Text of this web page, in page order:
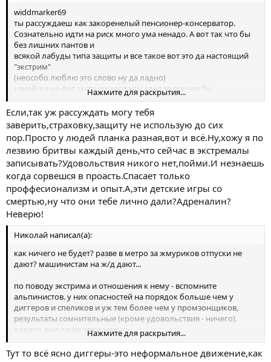
widdmarker69
ты рассуждаеш как закоренелый пенсионер-консерватор.
Сознательно идти на риск много ума ненадо. А вот так что бы
без лишних пантов и
всякой лабуды типа защиты и все такое вот это да настоящий
"экстрим"
(неособо люблю это слово ну да ладно)
какой же на фиг экстрим когда ты сделал все что бы
Эксрим как раз и заключается в том что бы преодолеть свой
психологический
страх, забить на него и сделать это !
Нажмите для раскрытия...
Если,так уж рассуждать могу тебя
заверить,страховку,защиту не использую до сих
пор.Просто у людей планка разная,вот и всё.Ну,хожу я по
лезвию бритвы каждый день,что сейчас в экстремалы
записывать?Удовольствия никого нет,пойми.И незнаешь
когда сорвешся в проасть.Спасает только
проффесионализм и опыт.А,эти детские игры со
смертью,ну что они тебе лично дали?Адреналин?
Неверю!
Николай написал(а):
как ничего не будет? разве в метро за жмуриков отпуски не
дают? машинистам на ж/д дают...
по поводу экстрима и отношения к нему - вспомните
альпинистов. у них опасностей на порядок больше чем у
диггеров и спеликов и уж тем более чем у промзонщиков,
результаты сомнительные (кроме удовольствия - ничего).
однако они люди уважаемые,
если кто-то рискуя башкой по стволу ползет - он дурак, а если
Нажмите для раскрытия...
Тут то всё ясно диггеры-это неформальное движение,как